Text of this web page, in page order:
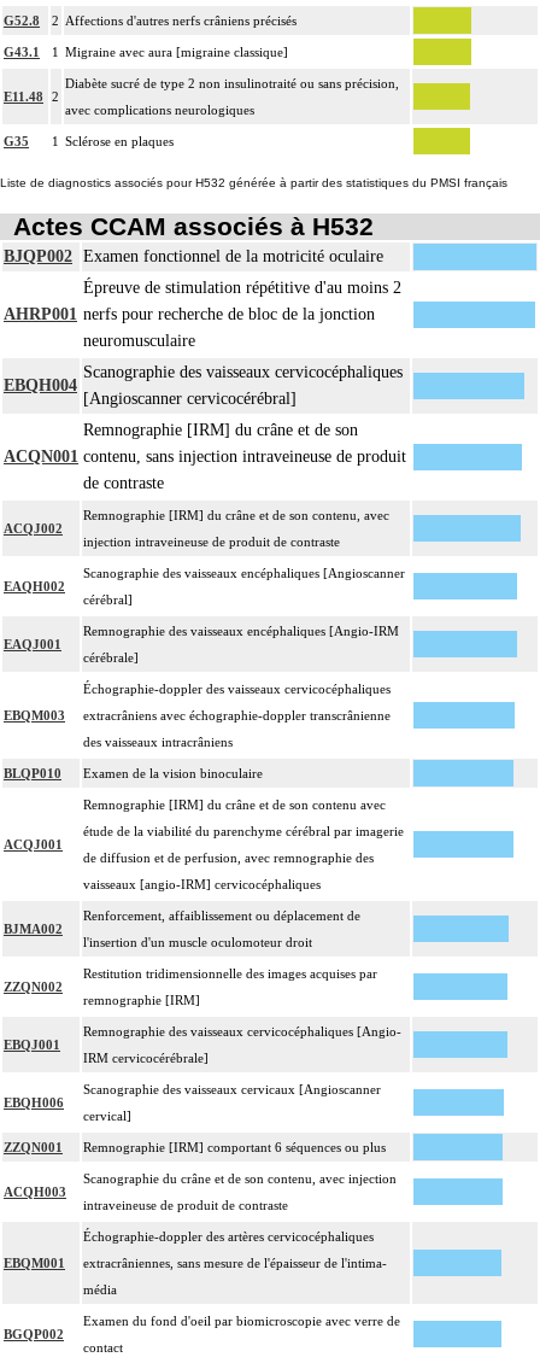
G52.8 2 Affections d'autres nerfs crâniens précisés
G43.1 1 Migraine avec aura [migraine classique]
E11.48 2
Diabète sucré de type 2 non insulinotraité ou sans précision,
avec complications neurologiques
G35 1 Sclérose en plaques
Liste de diagnostics associés pour H532 générée à partir des statistiques du PMSI français
Actes CCAM associés à H532
BJQP002 Examen fonctionnel de la motricité oculaire
AHRP001
Épreuve de stimulation répétitive d'au moins 2
nerfs pour recherche de bloc de la jonction
neuromusculaire
EBQH004
Scanographie des vaisseaux cervicocéphaliques
[Angioscanner cervicocérébral]
ACQN001
Remnographie [IRM] du crâne et de son
contenu, sans injection intraveineuse de produit
de contraste
ACQJ002
Remnographie [IRM] du crâne et de son contenu, avec
injection intraveineuse de produit de contraste
EAQH002
Scanographie des vaisseaux encéphaliques [Angioscanner
cérébral]
EAQJ001
Remnographie des vaisseaux encéphaliques [Angio-IRM
cérébrale]
EBQM003
Échographie-doppler des vaisseaux cervicocéphaliques
extracrâniens avec échographie-doppler transcrânienne
des vaisseaux intracrâniens
BLQP010 Examen de la vision binoculaire
ACQJ001
Remnographie [IRM] du crâne et de son contenu avec
étude de la viabilité du parenchyme cérébral par imagerie
de diffusion et de perfusion, avec remnographie des
vaisseaux [angio-IRM] cervicocéphaliques
BJMA002
Renforcement, affaiblissement ou déplacement de
l'insertion d'un muscle oculomoteur droit
ZZQN002
Restitution tridimensionnelle des images acquises par
remnographie [IRM]
EBQJ001
Remnographie des vaisseaux cervicocéphaliques [Angio-
IRM cervicocérébrale]
EBQH006
Scanographie des vaisseaux cervicaux [Angioscanner
cervical]
ZZQN001 Remnographie [IRM] comportant 6 séquences ou plus
ACQH003
Scanographie du crâne et de son contenu, avec injection
intraveineuse de produit de contraste
EBQM001
Échographie-doppler des artères cervicocéphaliques
extracrâniennes, sans mesure de l'épaisseur de l'intima-
média
BGQP002
Examen du fond d'oeil par biomicroscopie avec verre de
contact